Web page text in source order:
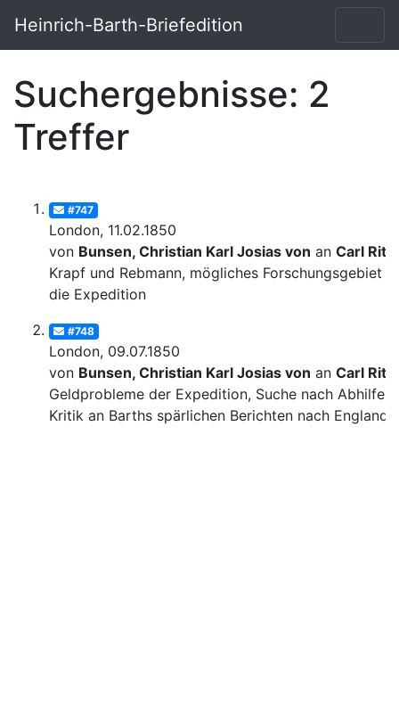
Heinrich-Barth-Briefedition
Suchergebnisse: 2
Treffer
#747
London, 11.02.1850
von Bunsen, Christian Karl Josias von an Carl
Krapf und Rebmann, mögliches Forschungsgebiet
die Expedition
#748
London, 09.07.1850
von Bunsen, Christian Karl Josias von an Carl
Geldprobleme der Expedition, Suche nach Abhilfe;
Kritik an Barths spärlichen Berichten nach England